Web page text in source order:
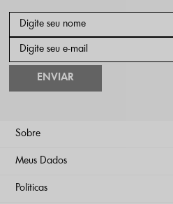
ENVIAR
Sobre
Meus Dados
Políticas